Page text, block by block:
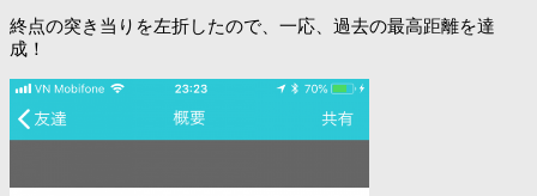
終点の突き当りを左折したので、一応、過去の最高距離を達
成！